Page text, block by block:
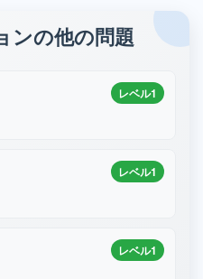
ンの他の問題
レベル1
レベル1
レベル1